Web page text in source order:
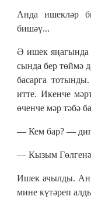
Анда ишекләр
бишәү...
Ә ишек яңагында
сында бер төймә
басарга
итте. Икенче
өченче мәр тәбә
— Кем бар? —
— Кызым Гөлгенә
Ишек ачылды.
мине күтәреп